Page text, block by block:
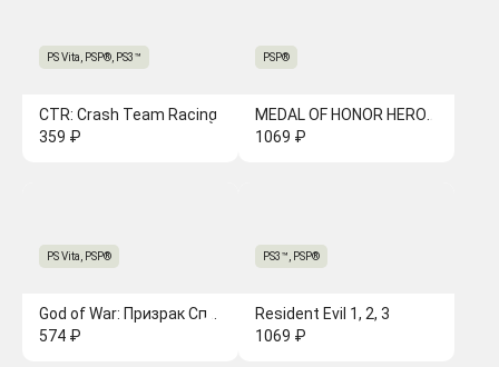
CTR: Crash Team Racing
PS Vita, PSP®, PS3™
359 ₽
PSP®
1069 ₽
PS Vita, PSP®
574 ₽
Resident Evil 1, 2, 3
PS3™, PSP®
1069 ₽